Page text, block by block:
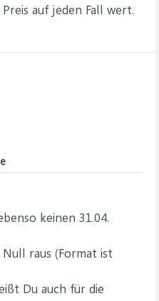
auf jeden Fall wert.
keinen 31.04.
raus (Format ist
Du auch für die